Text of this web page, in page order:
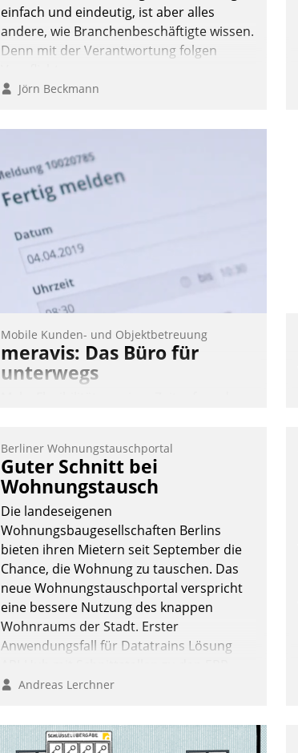
einfach und eindeutig, ist aber alles
andere, wie Branchenbeschäftigte wissen.
Denn mit der Verantwortung folgen
Jörn Beckmann
Mobile Kunden- und Objektbetreuung
meravis: Das Büro für
unterwegs
Mitarbeiter von Datatrain. Die meravis
Wohnungsbau- und Immobilien GmbH
hat sich dabei für den Betrieb der Lösung
über die SAP Cloud Platform entschieden
- als erstes Unternehmen am
Wohnungsmarkt.
Andreas Lerchner
Berliner Wohnungstauschportal
Guter Schnitt bei
Wohnungstausch
Die landeseigenen
Wohnungsbaugesellschaften Berlins
bieten ihren Mietern seit September die
Chance, die Wohnung zu tauschen. Das
neue Wohnungstauschportal verspricht
eine bessere Nutzung des knappen
Wohnraums der Stadt. Erster
Anwendungsfall für Datatrains Lösung
Systemen der Unternehmen.
Andreas Lerchner